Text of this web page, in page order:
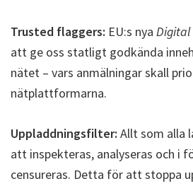
Trusted flaggers: EU:s nya Digital
att ge oss statligt godkända
nätet – vars anmälningar skall
nätplattformarna.
Uppladdningsfilter: Allt som alla
att inspekteras, analyseras och i
censureras. Detta för att stoppa